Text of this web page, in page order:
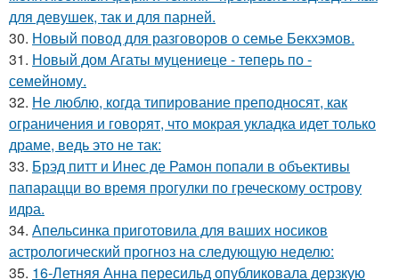
для девушек, так и для парней.
30. Новый повод для разговоров о семье Бекхэмов.
31. Новый дом Агаты муцениеце - теперь по -
семейному.
32. Не люблю, когда типирование преподносят, как
ограничения и говорят, что мокрая укладка идет только
драме, ведь это не так:
33. Брэд питт и Инес де Рамон попали в объективы
папарацци во время прогулки по греческому острову
идра.
34. Апельсинка приготовила для ваших носиков
астрологический прогноз на следующую неделю:
35. 16-Летняя Анна пересильд опубликовала дерзкую